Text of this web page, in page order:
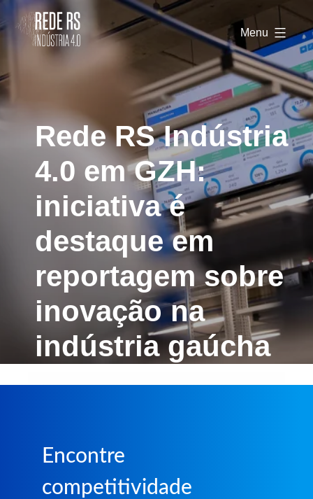
Rede
RS
Indústria
Menu
Rede RS Indústria
4.0 em GZH:
iniciativa é
destaque em
reportagem sobre
inovação na
indústria gaúcha
Encontre
competitividade